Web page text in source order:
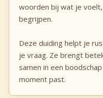
woorden bij wat je
begrijpen.
Deze duiding helpt je
je vraag. Ze brengt
samen in een
moment past.